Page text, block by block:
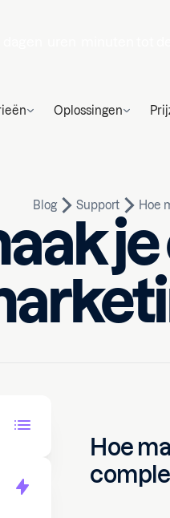
Oplossingen
Blog Support Hoe
10 min lezen
Hoe